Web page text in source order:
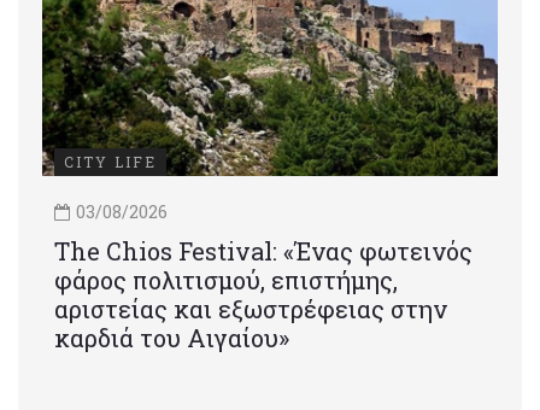
CITY LIFE
03/08/2026
Τhe Chios Festival: «Ένας φωτεινός
φάρος πολιτισμού, επιστήμης,
αριστείας και εξωστρέφειας στην
καρδιά του Αιγαίου»